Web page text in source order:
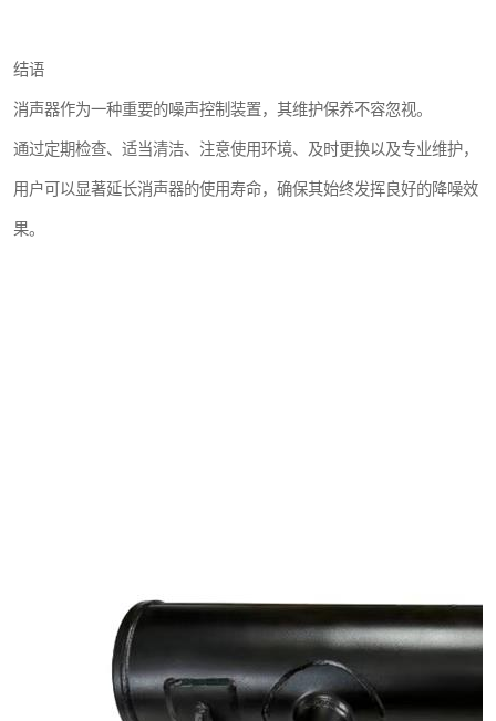
结语
消声器作为一种重要的噪声控制装置，其维护保养不容忽视。
通过定期检查、适当清洁、注意使用环境、及时更换以及专业维护，
用户可以显著延长消声器的使用寿命，确保其始终发挥良好的降噪效
果。